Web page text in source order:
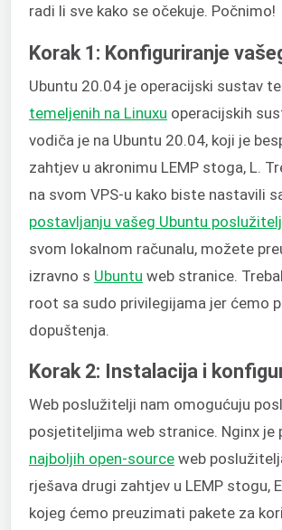
radi li sve kako se očekuje. Počnimo!
Korak 1: Konfiguriranje
Ubuntu 20.04 je operacijski sustav
temeljenih na Linuxu operacijskih
vodiča je na Ubuntu 20.04, koji je
zahtjev u akronimu LEMP stoga, L.
na svom VPS-u kako biste nastavili
postavljanju vašeg Ubuntu
svom lokalnom računalu, možete
izravno s Ubuntu web stranice.
root sa sudo privilegijama jer ćemo
dopuštenja.
Korak 2: Instalacija i
Web poslužitelji nam omogućuju
posjetiteljima web stranice. Nginx
najboljih open-source web
rješava drugi zahtjev u LEMP stogu,
kojeg ćemo preuzimati pakete za